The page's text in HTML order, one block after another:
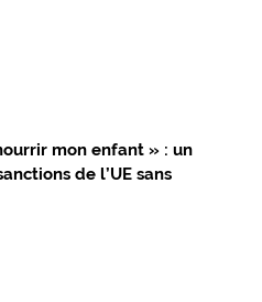
mon enfant » : un
de l’UE sans